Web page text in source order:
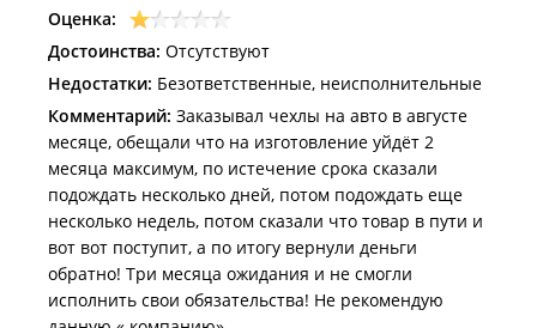
Оценка:
Достоинства: Отсутствуют
Недостатки: Безответственные, неисполнительные
Комментарий: Заказывал чехлы на авто в августе
месяце, обещали что на изготовление уйдёт 2
месяца максимум, по истечение срока сказали
подождать несколько дней, потом подождать еще
несколько недель, потом сказали что товар в пути и
вот вот поступит, а по итогу вернули деньги
обратно! Три месяца ожидания и не смогли
исполнить свои обязательства! Не рекомендую